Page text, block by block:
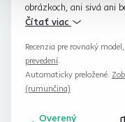
obrázkoch, ani sivá ani
mimoriadne príjemné a
jemný, mäkký, s hustou,
tkaninou. Oplatí sa kúpiť!
Čítať viac
Recenzia pre rovnaký
prevedení.
Automaticky preložené.
(rumunčina)
Overený